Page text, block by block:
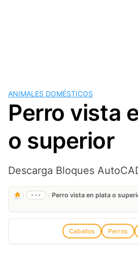
ANIMALES DOMÉSTICOS
Perro vista
o superior
Descarga Bloques
› ••• › Perro vista en plata o
Caballos Perros